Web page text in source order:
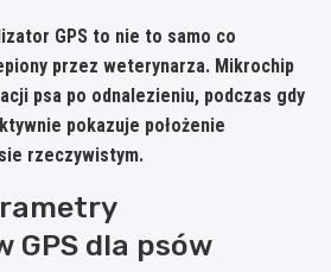
GPS to nie to samo co
przez weterynarza. Mikrochip
psa po odnalezieniu, podczas gdy
pokazuje położenie
rzeczywistym.
GPS dla psów